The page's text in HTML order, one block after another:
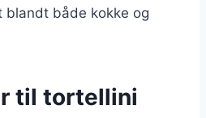
både kokke og
til tortellini